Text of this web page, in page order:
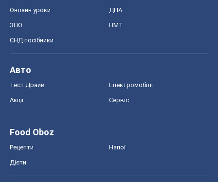
Онлайн уроки ДПА
ЗНО НМТ
СНД посібники
Авто
Тест Драйв Електромобілі
Акції Сервіс
Food Oboz
Рецепти Напої
Дієти